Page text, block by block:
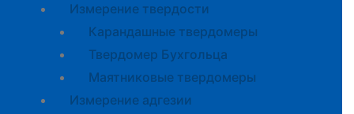
Измерение твердости
Карандашные твердомеры
Твердомер Бухгольца
Маятниковые твердомеры
Измерение адгезии